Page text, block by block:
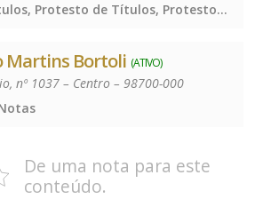
Protesto de Títulos, Protesto de Títulos, Protesto de Títulos
Martins Bortoli (ATIVO)
nº 1037 – Centro – 98700-000
De uma nota para este
conteúdo.